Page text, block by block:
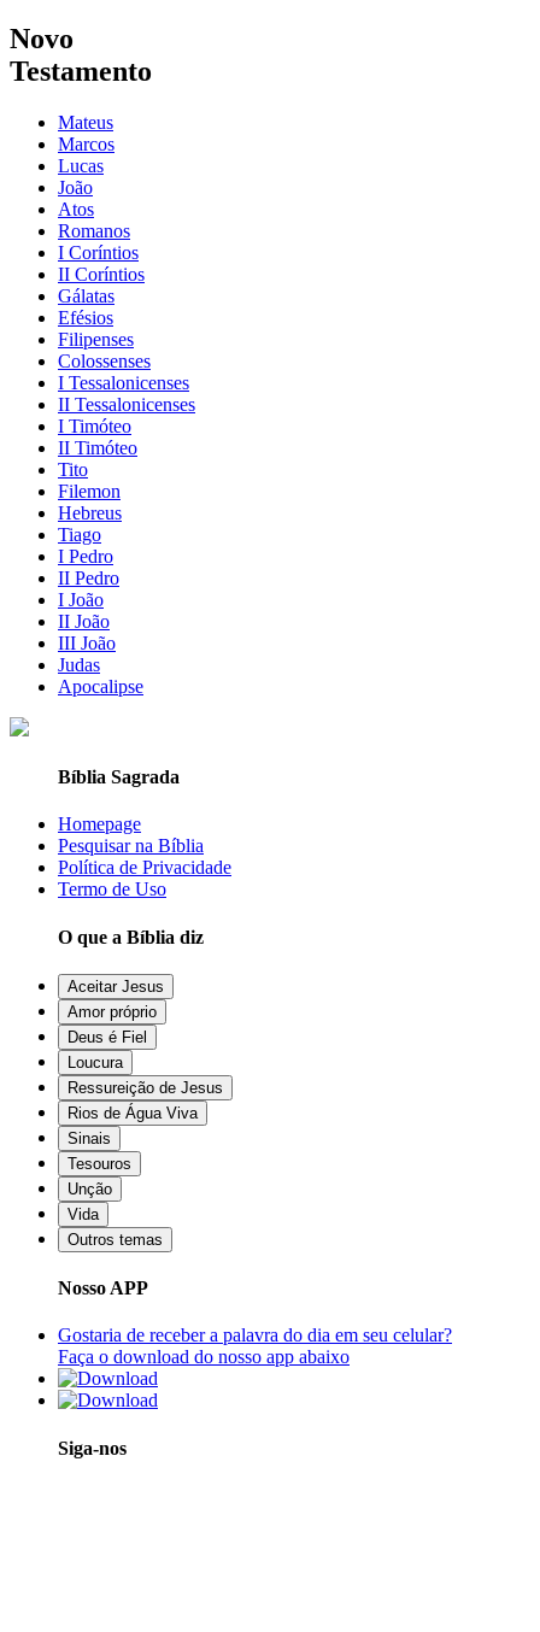
Novo
Testamento
Mateus
Marcos
Lucas
João
Atos
Romanos
I Coríntios
II Coríntios
Gálatas
Efésios
Filipenses
Colossenses
I Tessalonicenses
II Tessalonicenses
I Timóteo
II Timóteo
Tito
Filemon
Hebreus
Tiago
I Pedro
II Pedro
I João
II João
III João
Judas
Apocalipse
Bíblia Sagrada
Homepage
Pesquisar na Bíblia
Política de Privacidade
Termo de Uso
O que a Bíblia diz
Aceitar Jesus
Amor próprio
Deus é Fiel
Loucura
Ressureição de Jesus
Rios de Água Viva
Sinais
Tesouros
Unção
Vida
Outros temas
Nosso APP
Gostaria de receber a palavra do dia em seu celular?
Faça o download do nosso app abaixo
Siga-nos